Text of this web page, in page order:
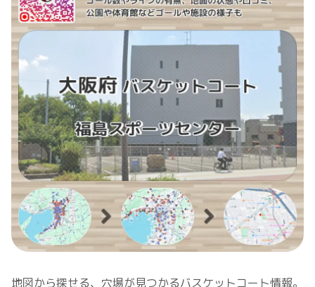
地図から探せる、穴場が見つかるバスケットコート情報。